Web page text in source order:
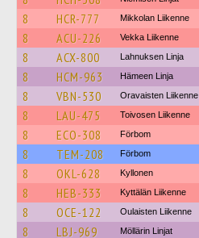
8 HCR-777 Mikkolan Liikenne
8 ACU-226 Vekka Liikenne
8 ACX-800 Lahnuksen Linja
8 HCM-963 Hämeen Linja
8 VBN-530 Oravaisten Liikenne
8 LAU-475 Toivosen Liikenne
8 ECO-308 Förbom
8 TEM-208 Förbom
8 OKL-628 Kyllonen
8 HEB-333 Kyttälän Liikenne
8 OCE-122 Oulaisten Liikenne
8 LBJ-969 Möllärin Linjat